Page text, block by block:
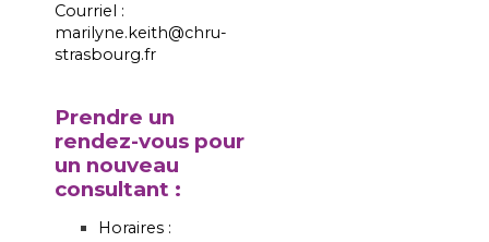
Courriel :
marilyne.keith@chru-
strasbourg.fr
Prendre un
rendez-vous pour
un nouveau
consultant :
Horaires :